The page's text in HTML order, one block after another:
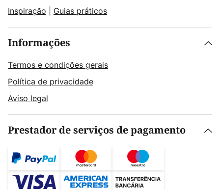
Inspiração
Guias práticos
Informações
Termos e condições gerais
Política de privacidade
Aviso legal
Prestador de serviços de pagamento